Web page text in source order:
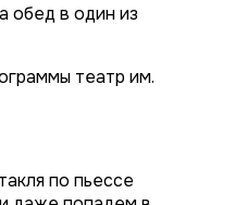
обед в один из
театр им.
по пьессе